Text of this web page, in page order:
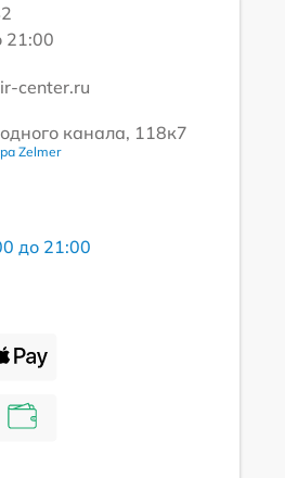
21:00
center.ru
канала, 118к7
Zelmer
до 21:00